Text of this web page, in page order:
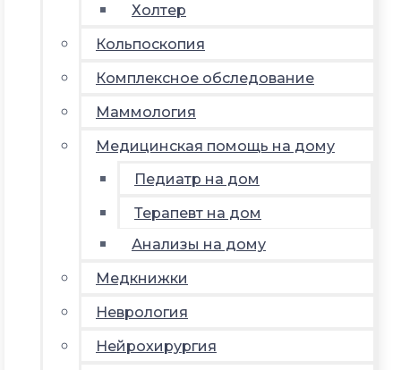
Холтер
Кольпоскопия
Комплексное обследование
Маммология
Медицинская помощь на дому
Педиатр на дом
Терапевт на дом
Анализы на дому
Медкнижки
Неврология
Нейрохирургия